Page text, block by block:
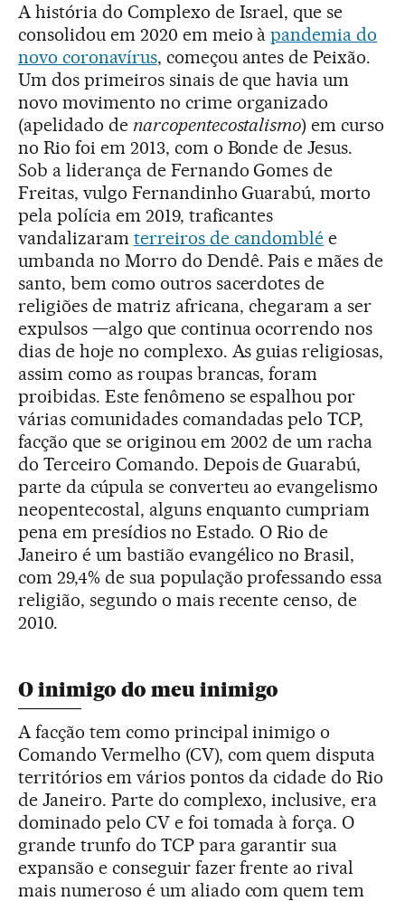
A história do Complexo de Israel, que se
consolidou em 2020 em meio àpandemia do
novo coronavírus, começou antes de Peixão.
Um dos primeiros sinais de que havia um
novo movimento no crime organizado
(apelidado de narcopentecostalismo) em curso
no Rio foi em 2013, com o Bonde de Jesus.
Sob a liderança de Fernando Gomes de
Freitas, vulgo Fernandinho Guarabú, morto
pela polícia em 2019, traficantes
vandalizaram terreiros de candomblé e
umbanda no Morro do Dendê. Pais e mães de
santo, bem como outros sacerdotes de
religiões de matriz africana, chegaram a ser
expulsos —algo que continua ocorrendo nos
dias de hoje no complexo. As guias religiosas,
assim como as roupas brancas, foram
proibidas. Este fenômeno se espalhou por
várias comunidades comandadas pelo TCP,
facção que se originou em 2002 de um racha
do Terceiro Comando. Depois de Guarabú,
parte da cúpula se converteu ao evangelismo
neopentecostal, alguns enquanto cumpriam
pena em presídios no Estado. O Rio de
Janeiro é um bastião evangélico no Brasil,
com 29,4% de sua população professando essa
religião, segundo o mais recente censo, de
2010.
O inimigo do meu inimigo
A facção tem como principal inimigo o
Comando Vermelho (CV), com quem disputa
territórios em vários pontos da cidade do Rio
de Janeiro. Parte do complexo, inclusive, era
dominado pelo CV e foi tomada à força. O
grande trunfo do TCP para garantir sua
expansão e conseguir fazer frente ao rival
mais numeroso é um aliado com quem tem